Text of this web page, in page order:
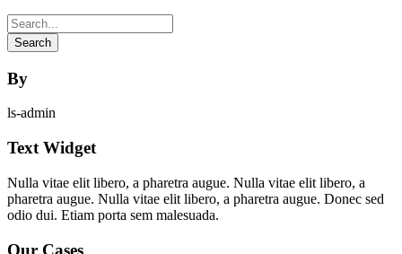
By
ls-admin
Text Widget
Nulla vitae elit libero, a pharetra augue. Nulla vitae elit libero, a
pharetra augue. Nulla vitae elit libero, a pharetra augue. Donec sed
odio dui. Etiam porta sem malesuada.
Our Cases